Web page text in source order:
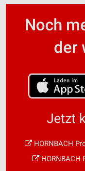
Noch
der
Jetzt
HORNBACH
HORNBACH